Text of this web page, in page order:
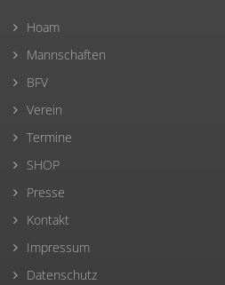
Hoam
Mannschaften
BFV
Verein
Termine
SHOP
Presse
Kontakt
Impressum
Datenschutz